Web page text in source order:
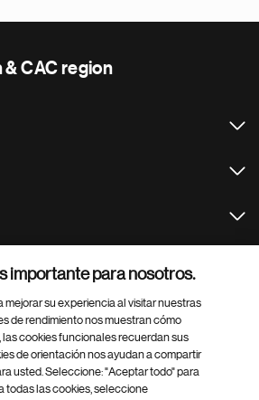
& CAC region
importante para nosotros.
mejorar su experiencia al visitar nuestras
de rendimiento nos muestran cómo
las cookies funcionales recuerdan sus
de orientación nos ayudan a compartir
usted. Seleccione: "Aceptar todo" para
todas las cookies, seleccione